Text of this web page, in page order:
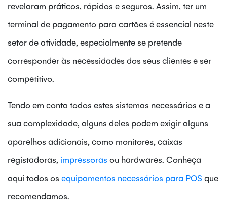
revelaram práticos, rápidos e seguros. Assim, ter um
terminal de pagamento para cartões é essencial neste
setor de atividade, especialmente se pretende
corresponder às necessidades dos seus clientes e ser
competitivo.
Tendo em conta todos estes sistemas necessários e a
sua complexidade, alguns deles podem exigir alguns
aparelhos adicionais, como monitores, caixas
registadoras, impressoras ou hardwares. Conheça
aqui todos os equipamentos necessários para POS que
recomendamos.